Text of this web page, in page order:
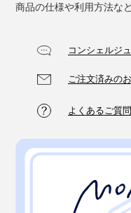
商品の仕様や利用方法な
コンシェルジ
ご注文済みの
よくあるご質問